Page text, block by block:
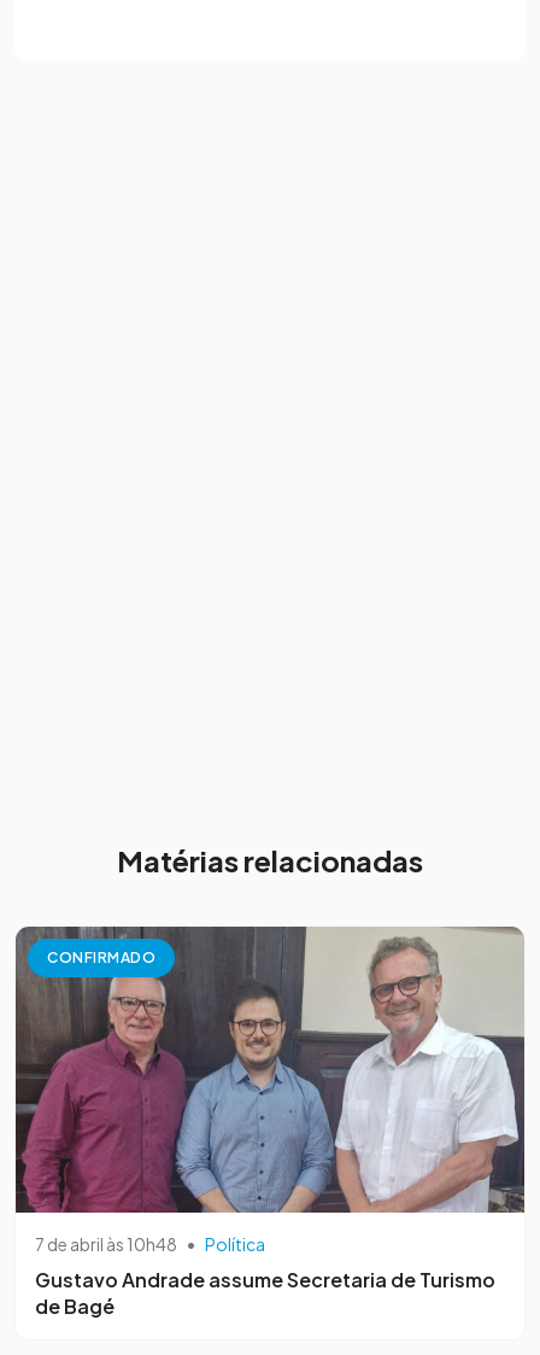
Matérias relacionadas
CONFIRMADO
7 de abril às 10h48 • Política
Gustavo Andrade assume Secretaria de Turismo
de Bagé